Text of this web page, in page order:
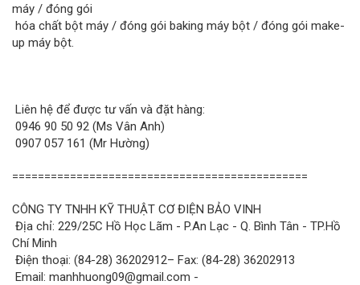
máy / đóng gói
hóa chất bột máy / đóng gói baking máy bột / đóng gói make-
up máy bột.
Liên hệ để được tư vấn và đặt hàng:
0946 90 50 92 (Ms Vân Anh)
0907 057 161 (Mr Hường)
==============================================
CÔNG TY TNHH KỸ THUẬT CƠ ĐIỆN BẢO VINH
Địa chỉ: 229/25C Hồ Học Lãm - P.An Lạc - Q. Bình Tân - TP.Hồ
Chí Minh
Điện thoại: (84-28) 36202912– Fax: (84-28) 36202913
Email: manhhuong09@gmail.com -